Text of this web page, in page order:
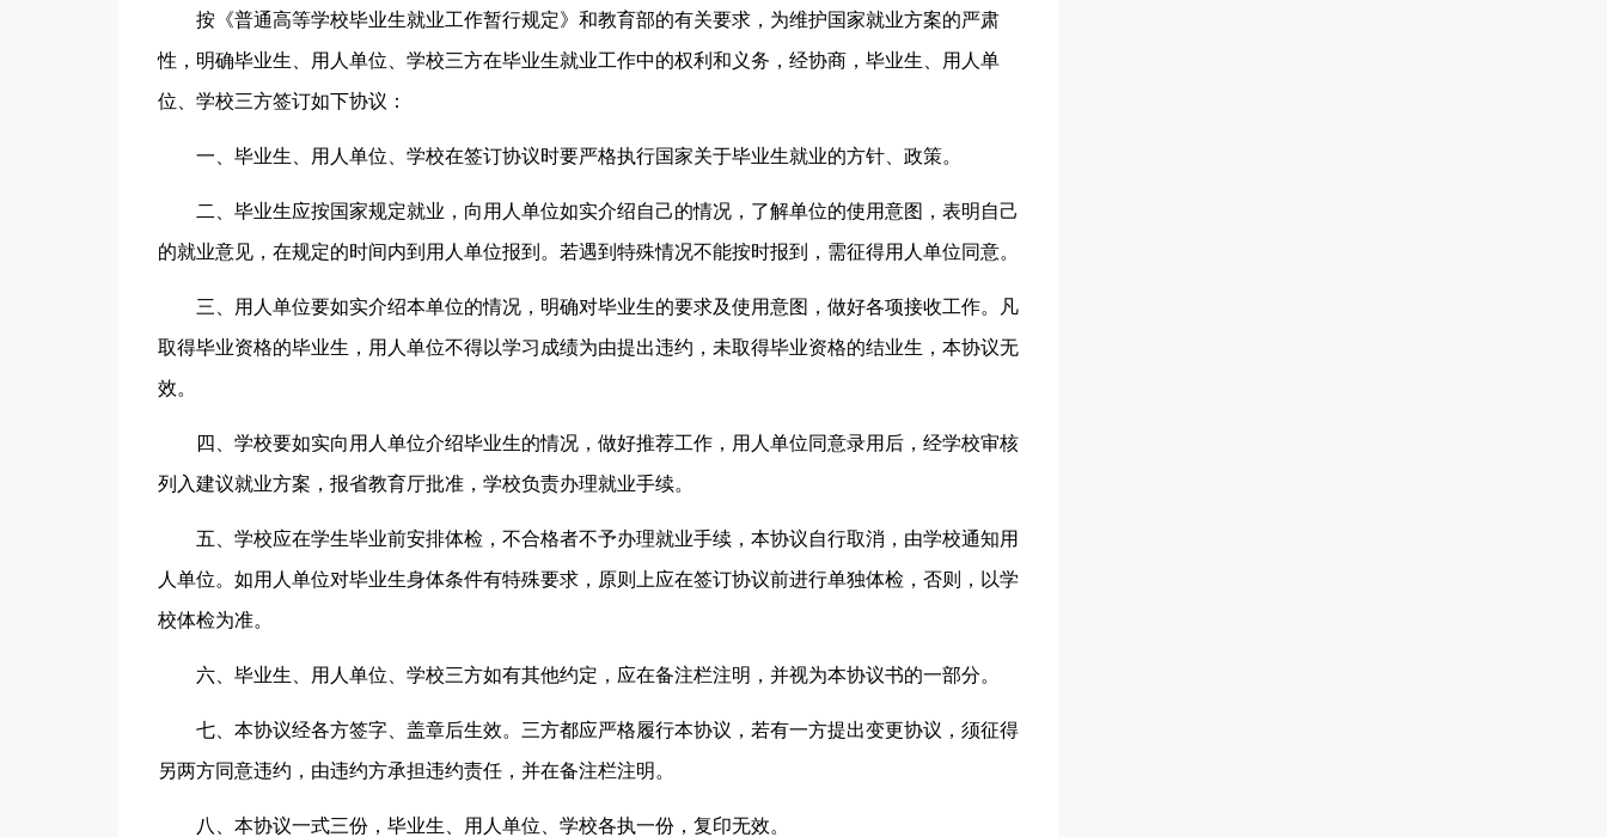
按《普通高等学校毕业生就业工作暂行规定》和教育部的有关要求，为维护国家就业方案的严肃
性，明确毕业生、用人单位、学校三方在毕业生就业工作中的权利和义务，经协商，毕业生、用人单
位、学校三方签订如下协议：
一、毕业生、用人单位、学校在签订协议时要严格执行国家关于毕业生就业的方针、政策。
二、毕业生应按国家规定就业，向用人单位如实介绍自己的情况，了解单位的使用意图，表明自己
的就业意见，在规定的时间内到用人单位报到。若遇到特殊情况不能按时报到，需征得用人单位同意。
三、用人单位要如实介绍本单位的情况，明确对毕业生的要求及使用意图，做好各项接收工作。凡
取得毕业资格的毕业生，用人单位不得以学习成绩为由提出违约，未取得毕业资格的结业生，本协议无
效。
四、学校要如实向用人单位介绍毕业生的情况，做好推荐工作，用人单位同意录用后，经学校审核
列入建议就业方案，报省教育厅批准，学校负责办理就业手续。
五、学校应在学生毕业前安排体检，不合格者不予办理就业手续，本协议自行取消，由学校通知用
人单位。如用人单位对毕业生身体条件有特殊要求，原则上应在签订协议前进行单独体检，否则，以学
校体检为准。
六、毕业生、用人单位、学校三方如有其他约定，应在备注栏注明，并视为本协议书的一部分。
七、本协议经各方签字、盖章后生效。三方都应严格履行本协议，若有一方提出变更协议，须征得
另两方同意违约，由违约方承担违约责任，并在备注栏注明。
八、本协议一式三份，毕业生、用人单位、学校各执一份，复印无效。